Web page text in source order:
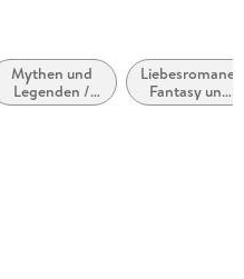
Mythen und
Legenden /
Mythologische
Liebesromane:
Fantasy und
paranormal